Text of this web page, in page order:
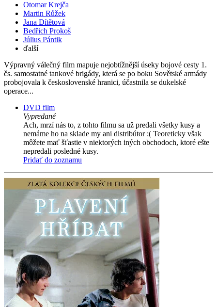
Otomar Krejča
Martin Růžek
Jana Dítětová
Bedřich Prokoš
Július Pántik
ďalší
Výpravný válečný film mapuje nejobtížnější úseky bojové cesty 1.
čs. samostatné tankové brigády, která se po boku Sovětské armády
probojovala k československé hranici, účastnila se dukelské
operace...
DVD film
Vypredané
Ach, mrzí nás to, z tohto filmu sa už predali všetky kusy a
nemáme ho na sklade my ani distribútor :( Teoreticky však
môžete mať šťastie v niektorých iných obchodoch, ktoré ešte
nepredali posledné kusy.
Pridať do zoznamu